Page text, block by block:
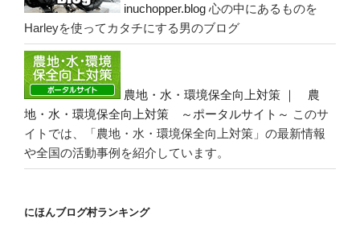
inuchopper.blog 心の中にあるものを
Harleyを使ってカタチにする男のブログ
農地・水・環境保全向上対策 ｜ 農
地・水・環境保全向上対策 ～ポータルサイト～ このサ
イトでは、「農地・水・環境保全向上対策」の最新情報
や全国の活動事例を紹介しています。
にほんブログ村ランキング